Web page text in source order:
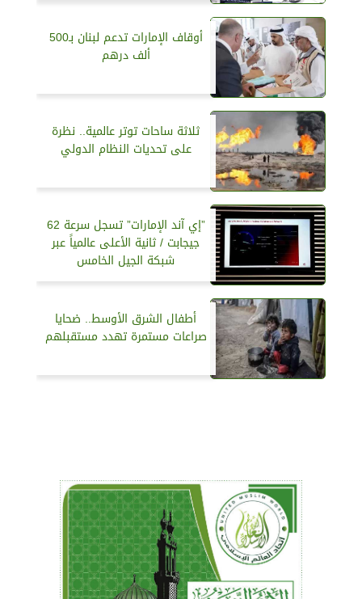
أوقاف الإمارات تدعم لبنان بـ500
ألف درهم
ثلاثة ساحات توتر عالمية.. نظرة
على تحديات النظام الدولي
”إي آند الإمارات” تسجل سرعة 62
جيجابت / ثانية الأعلى عالمياً عبر
شبكة الجيل الخامس
أطفال الشرق الأوسط.. ضحايا
صراعات مستمرة تهدد مستقبلهم